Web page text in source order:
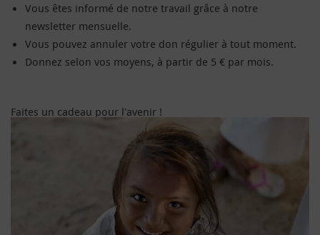
Vous êtes informé de notre travail grâce à notre
newsletter mensuelle.
Vous pouvez annuler votre don régulier à tout moment.
Donnez selon vos moyens, à partir de 5 € par mois.
Faites un cadeau pour l'avenir !